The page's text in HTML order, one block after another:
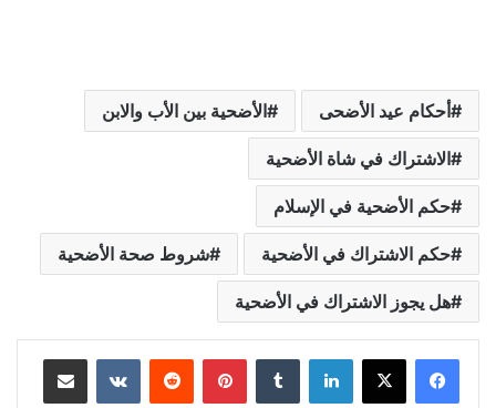
أحكام عيد الأضحى الأضحية بين الأب والابن
الاشتراك في شاة الأضحية
حكم الأضحية في الإسلام
حكم الاشتراك في الأضحية شروط صحة الأضحية
هل يجوز الاشتراك في الأضحية
لينكدإن بينتيريست مشاركة عبر البريد